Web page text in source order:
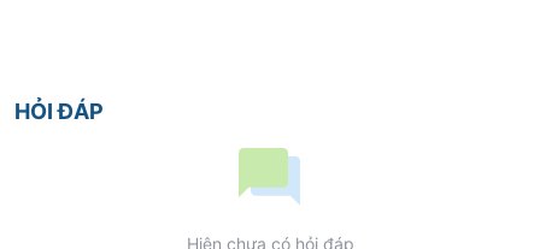
HỎI ĐÁP
Hiện chưa có hỏi đáp